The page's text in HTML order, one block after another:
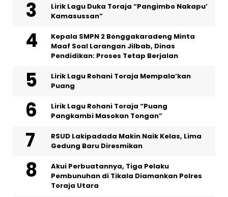
Lirik Lagu Duka Toraja “Pangimbo Nakapu’
Kamasussan”
Kepala SMPN 2 Bonggakaradeng Minta
Maaf Soal Larangan Jilbab, Dinas
Pendidikan: Proses Tetap Berjalan
Lirik Lagu Rohani Toraja Mempala’kan
Puang
Lirik Lagu Rohani Toraja “Puang
Pangkambi Masokan Tongan”
RSUD Lakipadada Makin Naik Kelas, Lima
Gedung Baru Diresmikan
Akui Perbuatannya, Tiga Pelaku
Pembunuhan di Tikala Diamankan Polres
Toraja Utara